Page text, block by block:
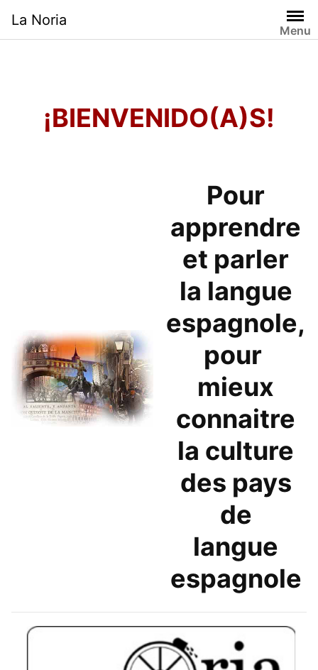
content
La Noria
Menu
¡BIENVENIDO(A)S!
Pour
apprendre
et parler
la langue
espagnole,
pour
mieux
connaitre
la culture
des pays
de
langue
espagnole